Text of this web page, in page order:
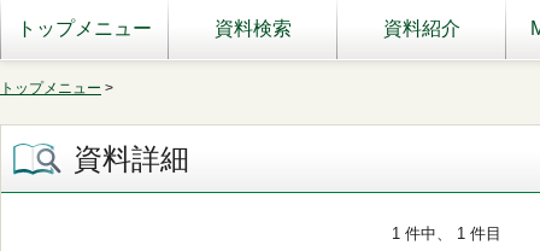
トップメニュー 資料検索 資料紹介
トップメニュー >
資料詳細
1 件中、 1 件目